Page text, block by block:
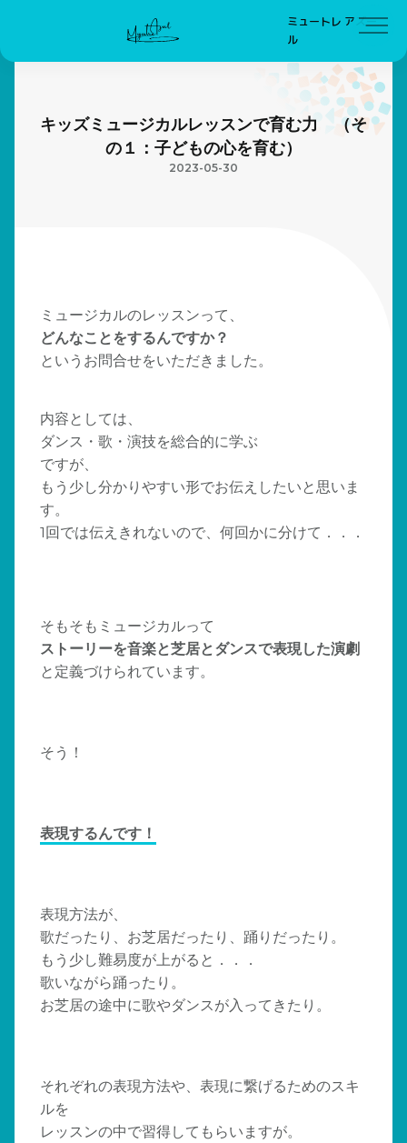
ミュートレ アズー
ル
キッズミュージカルレッスンで育む力 （そ
の１：子どもの心を育む）
2023-05-30
ミュージカルのレッスンって、
どんなことをするんですか？
というお問合せをいただきました。
内容としては、
ダンス・歌・演技を総合的に学ぶ
ですが、
もう少し分かりやすい形でお伝えしたいと思いま
す。
1回では伝えきれないので、何回かに分けて．．．
そもそもミュージカルって
ストーリーを音楽と芝居とダンスで表現した演劇
と定義づけられています。
そう！
表現するんです！
表現方法が、
歌だったり、お芝居だったり、踊りだったり。
もう少し難易度が上がると．．．
歌いながら踊ったり。
お芝居の途中に歌やダンスが入ってきたり。
それぞれの表現方法や、表現に繋げるためのスキ
ルを
レッスンの中で習得してもらいますが。